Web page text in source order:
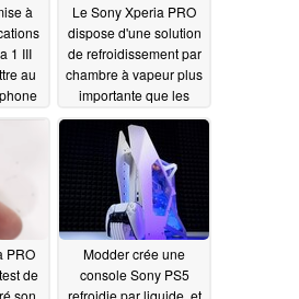
à
1 III
au
de
5 et
Le Sony Xperia PRO
dispose d'une solution
de refroidissement par
chambre à vapeur plus
importante que les
smartphones de jeu
03/17/2021
PRO
de
son
Modder crée une
console Sony PS5
refroidie par liquide, et